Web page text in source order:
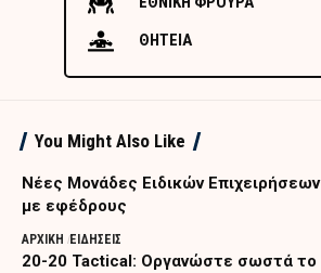
ΘΗΤΕΙΑ
You Might Also Like
Nέες Μονάδες Ειδικών Επιχειρήσεων
με εφέδρους
ΑΡΧΙΚΗ ΕΙΔΗΣΕΙΣ
20-20 Tactical: Οργανώστε σωστά το